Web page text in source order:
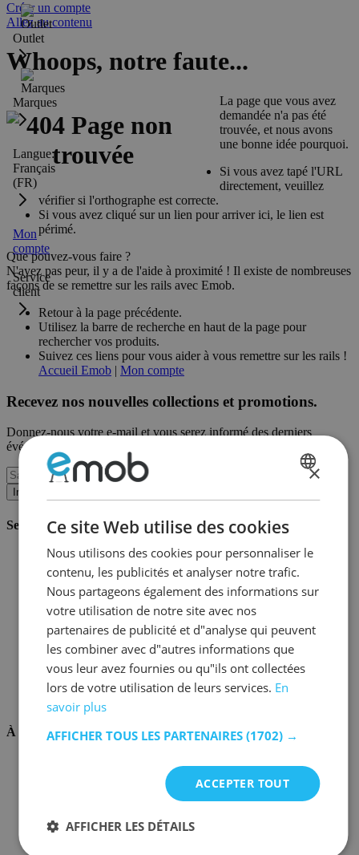
Outlet
Marques
Langue:
Français
(FR)
Mon
compte
Service
client
Créer un compte
Allez au contenu
Whoops, notre faute...
La page que vous avez
demandée n'a pas été
trouvée, et nous avons
une bonne idée pourquoi.
Si vous avez tapé l'URL
directement, veuillez
vérifier si l'orthographe est correcte.
Si vous avez cliqué sur un lien pour arriver ici, le lien est
périmé.
Que pouvez-vous faire ?
N'ayez pas peur, il y a de l'aide à proximité ! Il existe de nombreuses
façons de se remettre sur les rails avec Emob.
Retour à la page précédente.
Utilisez la barre de recherche en haut de la page pour
rechercher vos produits.
Suivez ces liens pour vous aider à vous remettre sur les rails !
Accueil Emob | Mon compte
Recevez nos nouvelles collections et promotions.
Donnez-nous votre e-mail et vous serez informé des derniers
événements sur une base mensuelle.
Inscription
Service client
Commander chez Emob
Modalités de paiement
Livraison et expédition
Service et garantie
Annuler ou retourner
Réclamations
Astuces de montage
Conseils d'entretien
Mot de passe oublié?
FAQ
Stockage & Fulfilment
À propos de nous
Conditions générales
Mentions légales
×
Ce site Web utilise des cookies
Nous utilisons des cookies pour personnaliser le
contenu, les publicités et analyser notre trafic.
Nous partageons également des informations sur
votre utilisation de notre site avec nos
partenaires de publicité et d"analyse qui peuvent
les combiner avec d"autres informations que
vous leur avez fournies ou qu"ils ont collectées
lors de votre utilisation de leurs services. En
savoir plus
AFFICHER TOUS LES PARTENAIRES (1702) →
ACCEPTER TOUT
AFFICHER LES DÉTAILS